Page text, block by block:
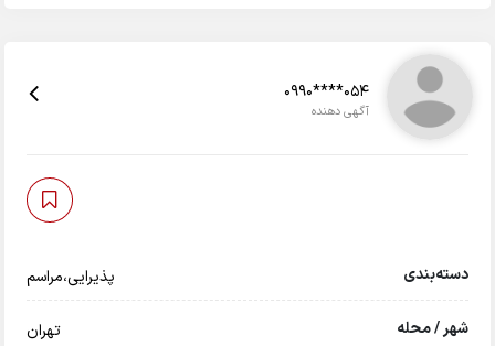
0990****054
آگهی دهنده
دسته‌بندی پذیرایی،مراسم
شهر / محله تهران